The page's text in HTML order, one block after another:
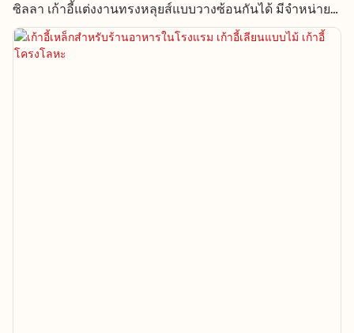
ซิลลา เก้าอี้แต่งงานทรงหลุยส์แบบวางซ้อนกันได้ มีจำหน่าย
แล้ว